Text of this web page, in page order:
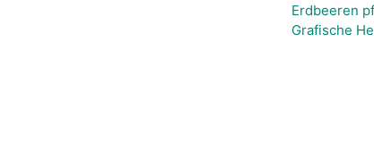
Erdbeeren
Grafische